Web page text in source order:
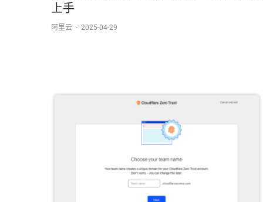
上手​​
阿里云 - 2025-04-29